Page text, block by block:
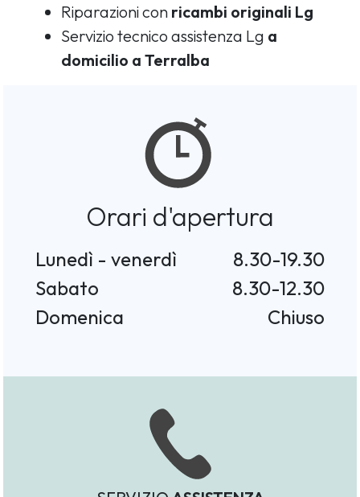
Riparazioni con ricambi originali Lg
Servizio tecnico assistenza Lg a
domicilio a Terralba
Orari d'apertura
Lunedì - venerdì
8.30-19.30
Sabato
8.30-12.30
Domenica
Chiuso